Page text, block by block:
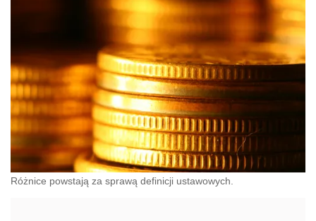
Różnice powstają za sprawą definicji ustawowych.